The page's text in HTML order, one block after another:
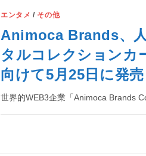
エンタメ / その他
Animoca Brands、
タルコレクションカ
向けて5月25日に発売
世界的WEB3企業「Animoca Brands